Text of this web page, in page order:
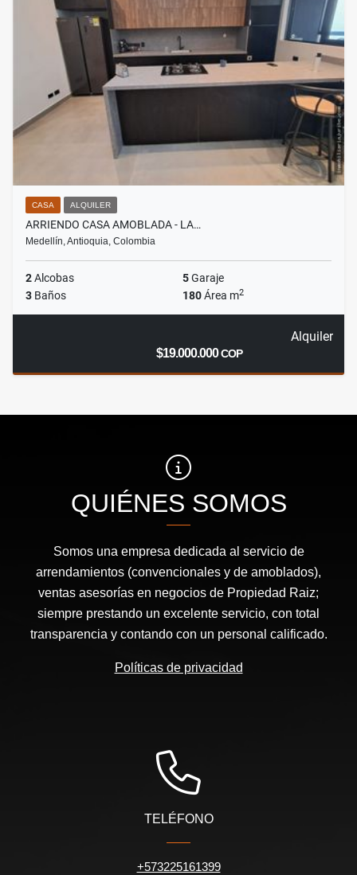
CASA ALQUILER
ARRIENDO CASA AMOBLADA - LA…
Medellín, Antioquia, Colombia
2Alcobas 5Garaje
3 Baños 180Área m2
Alquiler
$19.000.000COP
QUIÉNES SOMOS
Somos una empresa dedicada al servicio de
arrendamientos (convencionales y de amoblados),
ventas asesorías en negocios de Propiedad Raiz;
siempre prestando un excelente servicio, con total
transparencia y contando con un personal calificado.
Políticas de privacidad
TELÉFONO
+573225161399